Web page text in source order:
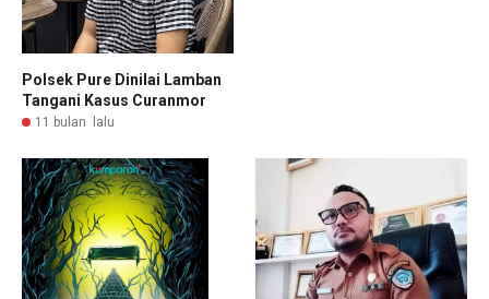
Polsek Pure Dinilai Lamban
Tangani Kasus Curanmor
11 bulan lalu